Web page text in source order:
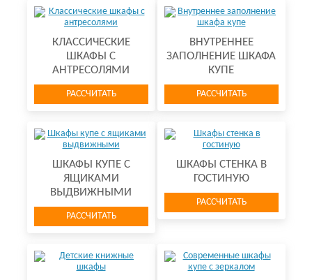
КЛАССИЧЕСКИЕ
ШКАФЫ С
АНТРЕСОЛЯМИ
РАССЧИТАТЬ
ВНУТРЕННЕЕ
ЗАПОЛНЕНИЕ ШКАФА
КУПЕ
РАССЧИТАТЬ
ШКАФЫ КУПЕ С
ЯЩИКАМИ
ВЫДВИЖНЫМИ
РАССЧИТАТЬ
ШКАФЫ СТЕНКА В
ГОСТИНУЮ
РАССЧИТАТЬ